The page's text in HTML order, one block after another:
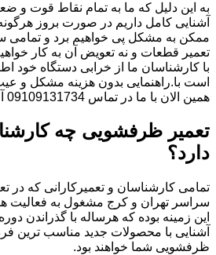
به این دلیل که ما به تمام نقاط قوت و
آشنایی کامل داریم در صورت بروز
ممکن به مشکل پی خواهیم برد و تمامی
تعمیر قطعات و نه تعویض آن به کار
با کارشناسان ما از خرابی دستگاه خود
است با.راهنمایی بدون هزینه مشکل و
همین الان با ما در تماس 09109131734 آقای حبیب محمدی باشید
تعمیر ظرفشویی چه
دارد؟
تمامی کارشناسان و تعمیرکارانی که در
سراسر تهران و کرج مشغول به فعالیت
این زمینه بوده که هرساله با گذراندن
آشنایی با محصولات جدید مناسب ترین
ظرفشویی شما خواهند بود.